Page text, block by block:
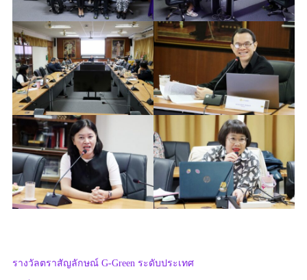
รางวัลตราสัญลักษณ์ G-Green ระดับประเทศ